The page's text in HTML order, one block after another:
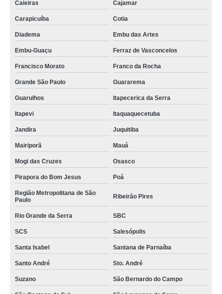
empresa especializada em serviço de poda e jardinagem Arapongas
empresa especializada em serviço de jardinagem em condomínios Itajubá
onde faz serviço de paisagismo e jardinagem Volta Redonda
serviço de paisagismo e jardinagem São José dos Pinhais
serviço especializado de jardinagem Guarapuava
onde faz serviços de jardinagem e paisagismo São José dos Pinhais
serviço de poda e jardinagem valores Ponta Grossa
serviço de jardinagem e paisagismo valores Curitiba
serviço de jardinagem e poda valores Caieiras
serviços de jardinagem e paisagismo Arapongas
serviço de jardinagem e paisagismo Interlagos
onde faz serviço de poda e jardinagem Angra dos Reis
serviço terceirizado de jardinagem preços Arapongas
serviço de jardinagem em condomínios Caldas
serviço especializado de jardinagem valores Cascavel
Caieiras Cajamar
Carapicuíba Cotia
Diadema Embu das Artes
Embu-Guaçu Ferraz de Vasconcelos
Francisco Morato Franco da Rocha
Grande São Paulo Guararema
Guarulhos Itapecerica da Serra
Itapevi Itaquaquecetuba
Jandira Juquitiba
Mairiporã Mauá
Mogi das Cruzes Osasco
Pirapora do Bom Jesus Poá
Região Metropolitana de São
Paulo
Ribeirão Pires
Rio Grande da Serra SBC
SCS Salesópolis
Santa Isabel Santana de Parnaíba
Santo André Sto. André
Suzano São Bernardo do Campo